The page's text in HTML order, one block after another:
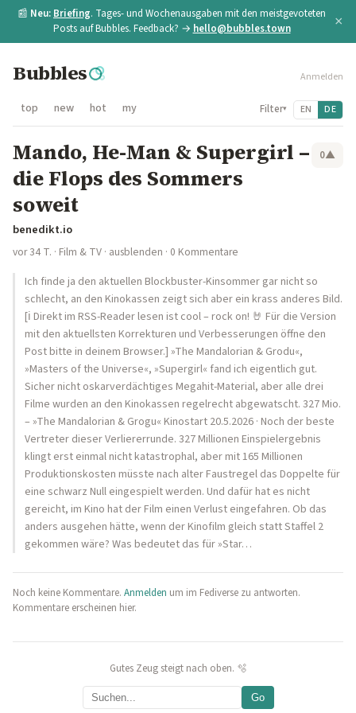
📰 Neu: Briefing. Tages- und Wochenausgaben mit den meistgevoteten
Posts auf Bubbles. Feedback? → hello@bubbles.town ×
Bubbles Anmelden
top new hot my Filter▾ EN DE
Mando, He-Man & Supergirl –
die Flops des Sommers
soweit
0▲
benedikt.io
vor 34 T. · Film & TV · ausblenden · 0 Kommentare
Ich finde ja den aktuellen Blockbuster-Kinsommer gar nicht so
schlecht, an den Kinokassen zeigt sich aber ein krass anderes Bild.
[ℹ️ Direkt im RSS-Reader lesen ist cool – rock on! 🤘 Für die Version
mit den aktuellsten Korrekturen und Verbesserungen öffne den
Post bitte in deinem Browser.] »The Mandalorian & Grodu«,
»Masters of the Universe«, »Supergirl« fand ich eigentlich gut.
Sicher nicht oskarverdächtiges Megahit-Material, aber alle drei
Filme wurden an den Kinokassen regelrecht abgewatscht. 327 Mio.
– »The Mandalorian & Grogu« Kinostart 20.5.2026 · Noch der beste
Vertreter dieser Verliererrunde. 327 Millionen Einspielergebnis
klingt erst einmal nicht katastrophal, aber mit 165 Millionen
Produktionskosten müsste nach alter Faustregel das Doppelte für
eine schwarz Null eingespielt werden. Und dafür hat es nicht
gereicht, im Kino hat der Film einen Verlust eingefahren. Ob das
anders ausgehen hätte, wenn der Kinofilm gleich statt Staffel 2
gekommen wäre? Was bedeutet das für »Star…
Noch keine Kommentare. Anmelden um im Fediverse zu antworten.
Kommentare erscheinen hier.
Gutes Zeug steigt nach oben. 🫧
Go